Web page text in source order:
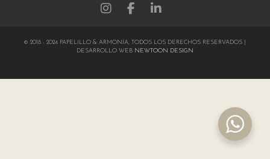
© 2018 - 2024 PAPELILLO & ARMONÍA, TODOS LOS DERECHOS RESERVADOS |
DESARROLLO WEB NEWTOON DESIGN